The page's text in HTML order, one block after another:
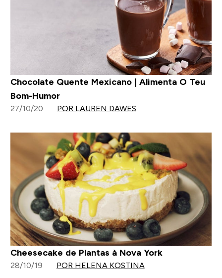
Chocolate Quente Mexicano | Alimenta O Teu
Bom-Humor
27/10/20 POR LAUREN DAWES
Cheesecake de Plantas à Nova York
28/10/19 POR HELENA KOSTINA